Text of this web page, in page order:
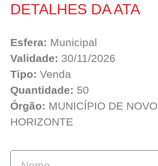
DETALHES DA ATA
Esfera: Municipal
Validade: 30/11/2026
Tipo: Venda
Quantidade: 50
Órgão: MUNICÍPIO DE NOVO
HORIZONTE